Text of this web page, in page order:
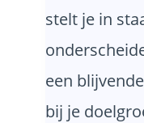
stelt je in
een
bij je